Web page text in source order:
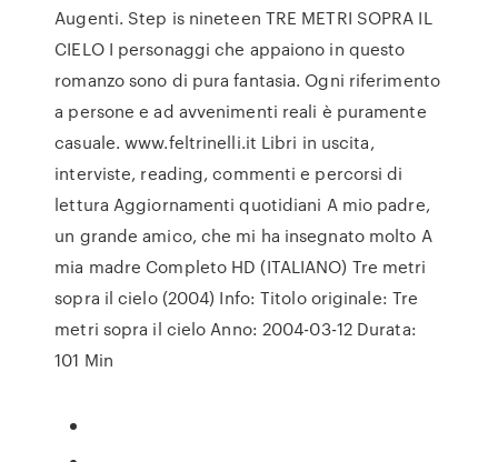
Augenti. Step is nineteen TRE METRI SOPRA IL
CIELO I personaggi che appaiono in questo
romanzo sono di pura fantasia. Ogni riferimento
a persone e ad avvenimenti reali è puramente
casuale. www.feltrinelli.it Libri in uscita,
interviste, reading, commenti e percorsi di
lettura Aggiornamenti quotidiani A mio padre,
un grande amico, che mi ha insegnato molto A
mia madre Completo HD (ITALIANO) Tre metri
sopra il cielo (2004) Info: Titolo originale: Tre
metri sopra il cielo Anno: 2004-03-12 Durata:
101 Min